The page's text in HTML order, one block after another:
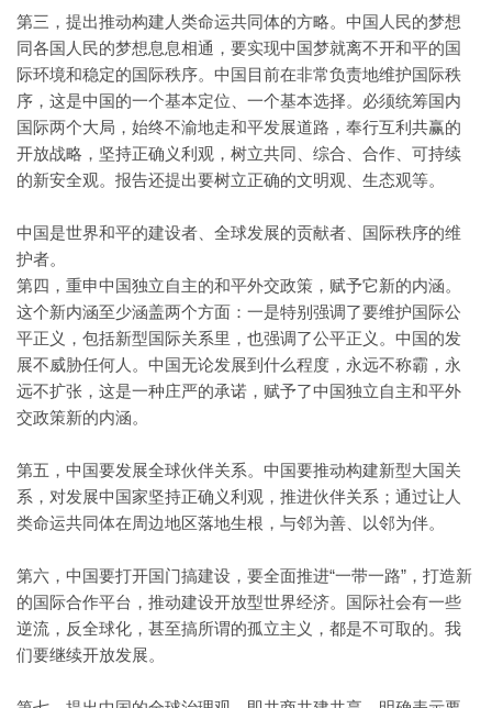
第三，提出推动构建人类命运共同体的方略。中国人民的梦想
同各国人民的梦想息息相通，要实现中国梦就离不开和平的国
际环境和稳定的国际秩序。中国目前在非常负责地维护国际秩
序，这是中国的一个基本定位、一个基本选择。必须统筹国内
国际两个大局，始终不渝地走和平发展道路，奉行互利共赢的
开放战略，坚持正确义利观，树立共同、综合、合作、可持续
的新安全观。报告还提出要树立正确的文明观、生态观等。
中国是世界和平的建设者、全球发展的贡献者、国际秩序的维
护者。
第四，重申中国独立自主的和平外交政策，赋予它新的内涵。
这个新内涵至少涵盖两个方面：一是特别强调了要维护国际公
平正义，包括新型国际关系里，也强调了公平正义。中国的发
展不威胁任何人。中国无论发展到什么程度，永远不称霸，永
远不扩张，这是一种庄严的承诺，赋予了中国独立自主和平外
交政策新的内涵。
第五，中国要发展全球伙伴关系。中国要推动构建新型大国关
系，对发展中国家坚持正确义利观，推进伙伴关系；通过让人
类命运共同体在周边地区落地生根，与邻为善、以邻为伴。
第六，中国要打开国门搞建设，要全面推进“一带一路”，打造新
的国际合作平台，推动建设开放型世界经济。国际社会有一些
逆流，反全球化，甚至搞所谓的孤立主义，都是不可取的。我
们要继续开放发展。